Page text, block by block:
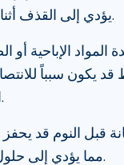
يؤدي إلى القذف أثناء النوم.
المواد الإباحية أو
يكون سبباً
الرجال.
قبل النوم قد
مما يؤدي إلى حلول الليل.